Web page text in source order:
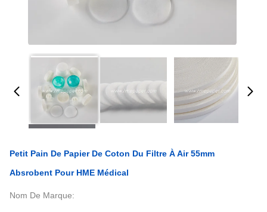
Petit Pain De Papier De Coton Du Filtre À Air 55mm
Absrobent Pour HME Médical
Nom De Marque: